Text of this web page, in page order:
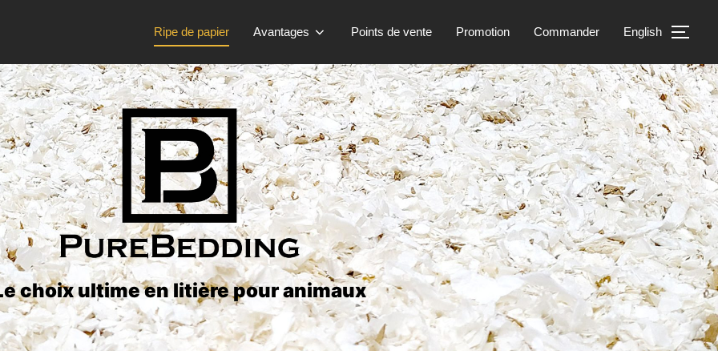
Ripe de papier Avantages Points de vente Promotion Commander English
choix ultime en litière pour animaux